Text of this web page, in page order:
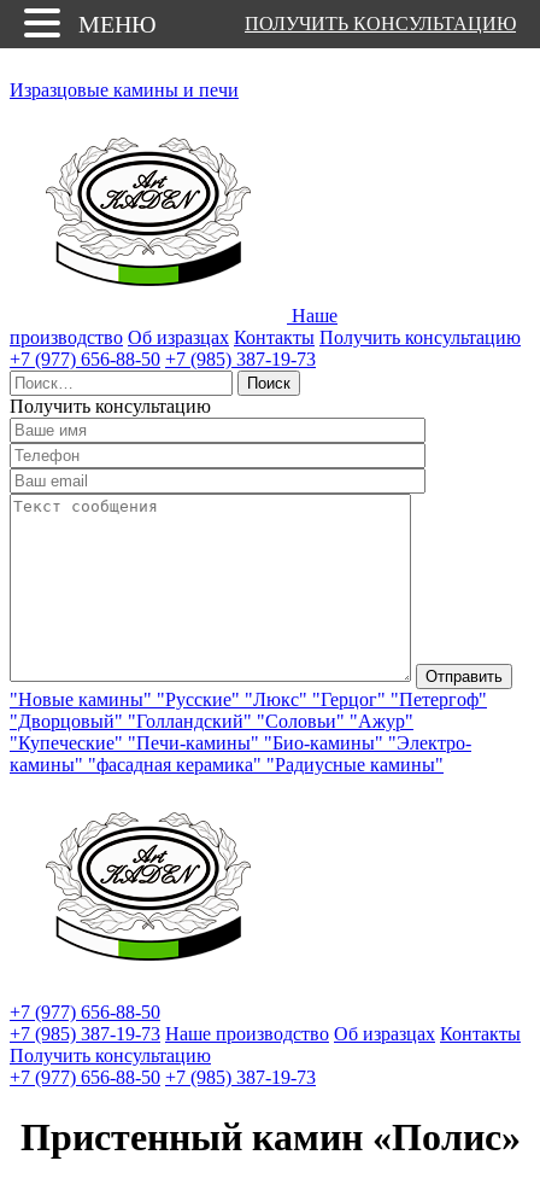
Изразцовые камины и печи
Наше
производство Об изразцах Контакты Получить консультацию
+7 (977) 656-88-50 +7 (985) 387-19-73
Найти:
Получить консультацию
"Новые камины" "Русские" "Люкс" "Герцог" "Петергоф"
"Дворцовый" "Голландский" "Соловьи" "Ажур"
"Купеческие" "Печи-камины" "Био-камины" "Электро-
камины" "фасадная керамика" "Радиусные камины"
+7 (977) 656-88-50
+7 (985) 387-19-73 Наше производство Об изразцах Контакты
Получить консультацию
+7 (977) 656-88-50 +7 (985) 387-19-73
Пристенный камин «Полис»
МЕНЮ ПОЛУЧИТЬ КОНСУЛЬТАЦИЮ